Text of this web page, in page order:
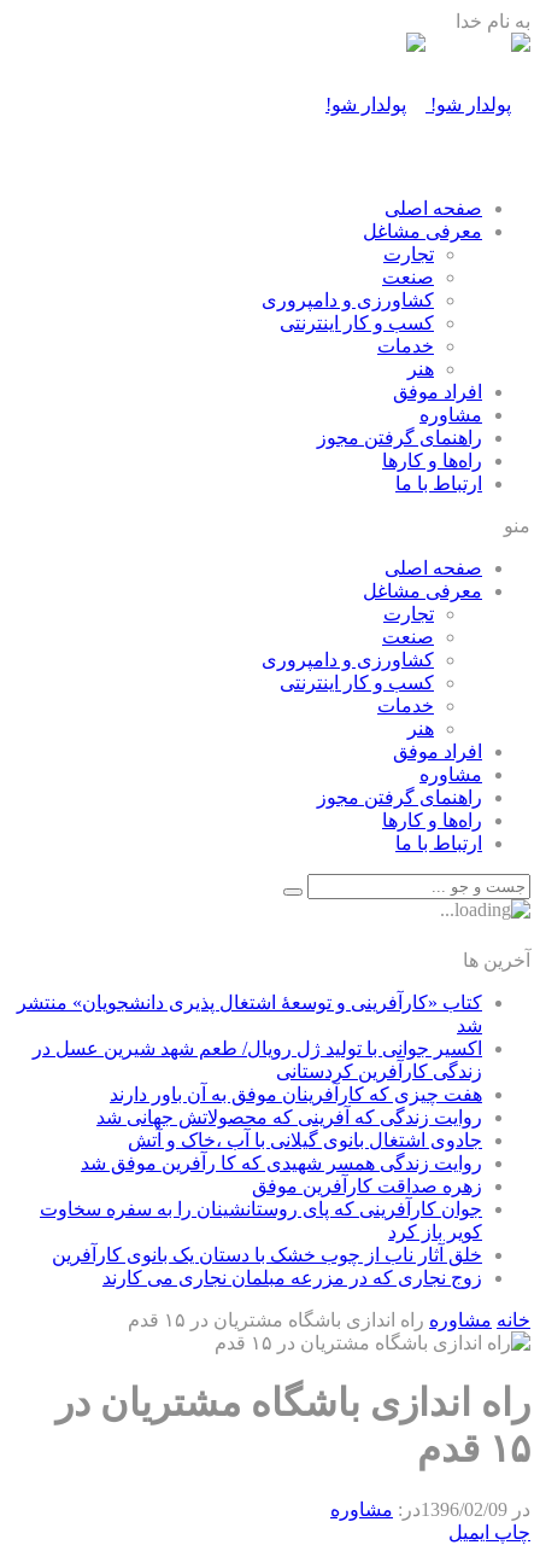
به نام خدا
صفحه اصلی
معرفی مشاغل
تجارت
صنعت
كشاورزی و دامپروری
كسب و كار اينترنتی
خدمات
هنر
افراد موفق
مشاوره
راهنمای گرفتن مجوز
راه‌ها و كارها
ارتباط با ما
منو
صفحه اصلی
معرفی مشاغل
تجارت
صنعت
كشاورزی و دامپروری
كسب و كار اينترنتی
خدمات
هنر
افراد موفق
مشاوره
راهنمای گرفتن مجوز
راه‌ها و كارها
ارتباط با ما
آخرین ها
کتاب «کارآفرینی و توسعۀ اشتغال پذیری دانشجویان» منتشر
شد
اکسیر جوانی با تولید ژل رویال/ طعم شهد شیرین عسل‌ در
زندگی کارآفرین کردستانی
هفت چیزی که کارآفرینان موفق به آن باور دارند
روایت زندگی که آفرینی که محصولاتش جهانی شد
جادوی اشتغال بانوی گیلانی با آب ،خاک و آتش
روایت زندگی همسر شهیدی که کا رآفرین موفق شد
زهره صداقت کارآفرین موفق
جوان کارآفرینی که پای روستانشینان را به سفره سخاوت
کویر باز کرد
خلق آثار ناب از چوب خشک با دستان یک بانوی کارآفرین
زوج نجاری که در مزرعه مبلمان نجاری می کارند
خانه مشاوره راه اندازی باشگاه مشتریان در ۱۵ قدم
راه اندازی باشگاه مشتریان در
۱۵ قدم
در 1396/02/09در: مشاوره
چاپ ایمیل